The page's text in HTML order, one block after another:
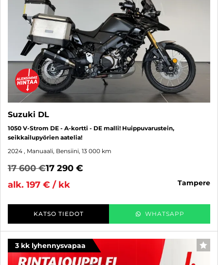
Suzuki DL
1050 V-Strom DE - A-kortti - DE malli! Huippuvarustein,
seikkailupyörien aatelia!
2024 , Manuaali, Bensiini, 13 000 km
17 600 €17 290 €
alk. 197 € / kk
tampere
KATSO TIEDOT WHATSAPP
3 kk lyhennysvapaa